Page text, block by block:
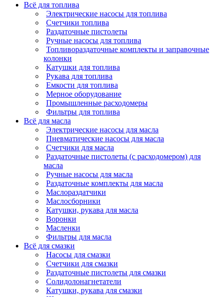
Всё для топлива
Электрические насосы для топлива
Счетчики топлива
Раздаточные пистолеты
Ручные насосы для топлива
Топливораздаточные комплекты и заправочные
колонки
Катушки для топлива
Рукава для топлива
Емкости для топлива
Мерное оборудование
Промышленные расходомеры
Фильтры для топлива
Всё для масла
Электрические насосы для масла
Пневматические насосы для масла
Счетчики для масла
Раздаточные пистолеты (с расходомером) для
масла
Ручные насосы для масла
Раздаточные комплекты для масла
Маслораздатчики
Маслосборники
Катушки, рукава для масла
Воронки
Масленки
Фильтры для масла
Всё для смазки
Насосы для смазки
Счетчики для смазки
Раздаточные пистолеты для смазки
Солидолонагнетатели
Катушки, рукава для смазки